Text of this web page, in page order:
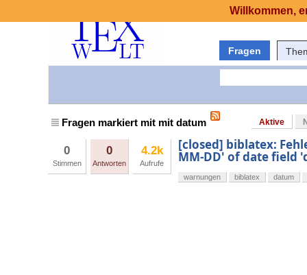
Fragen
Fragen markiert mit mit datum Aktive
0
Stimmen
0
Antworten
4.2k
Aufrufe
[closed] biblatex:
MM-DD' of date field
warnungen biblatex datum
Willkommen,